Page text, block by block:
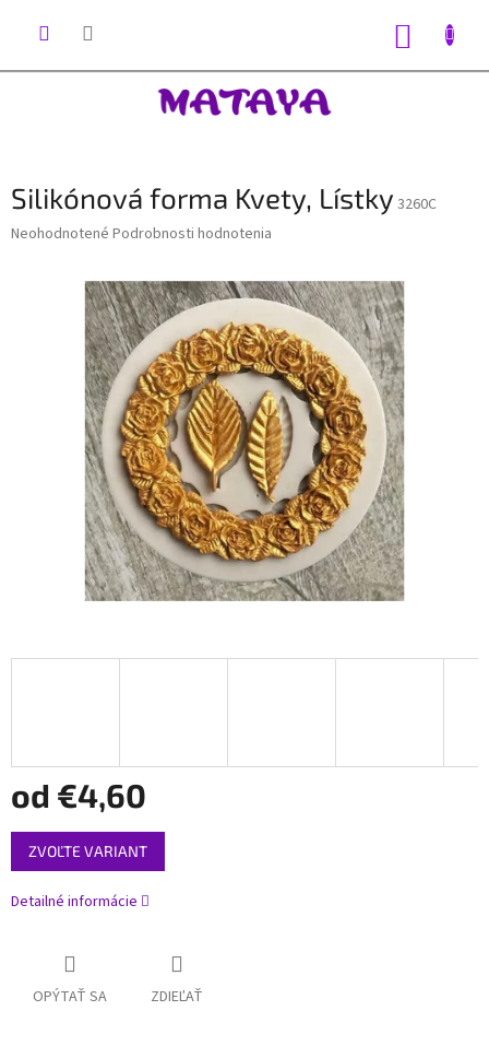
Silikónová forma Kvety, Lístky 3260C
Priemerné
hviezdičiek.
Neohodnotené Podrobnosti hodnotenia
od €4,60
Jednotková
cena:
ZVOĽTE VARIANT
Detailné informácie
OPÝTAŤ SA ZDIEĽAŤ